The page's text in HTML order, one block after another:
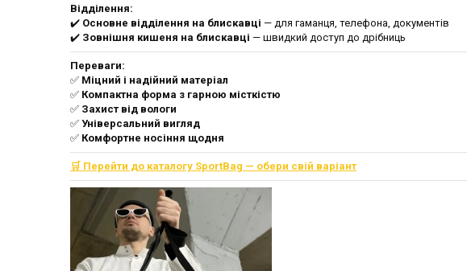
Відділення:
✔️ Основне відділення на блискавці — для гаманця, телефона, документів
✔️ Зовнішня кишеня на блискавці — швидкий доступ до дрібниць
Переваги:
✅ Міцний і надійний матеріал
✅ Компактна форма з гарною місткістю
✅ Захист від вологи
✅ Універсальний вигляд
✅ Комфортне носіння щодня
🛒 Перейти до каталогу SportBag — обери свій варіант